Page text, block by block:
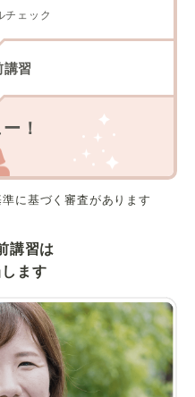
チェック
習
！
に基づく審査があります
講習は
ます